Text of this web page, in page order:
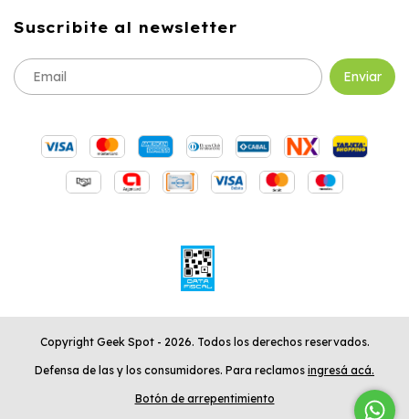
Suscribite al newsletter
Copyright Geek Spot - 2026. Todos los derechos reservados.
Defensa de las y los consumidores. Para reclamos ingresá acá.
Botón de arrepentimiento